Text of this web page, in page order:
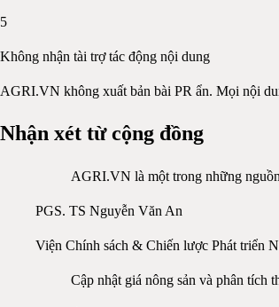
5
Không nhận tài trợ tác động nội dung
AGRI.VN không xuất bản bài PR ẩn. Mọi nội
Nhận xét từ cộng đồng
AGRI.VN là một trong những
PGS. TS Nguyễn Văn An
Viện Chính sách & Chiến lược Phát triển
Cập nhật giá nông sản và phân tích